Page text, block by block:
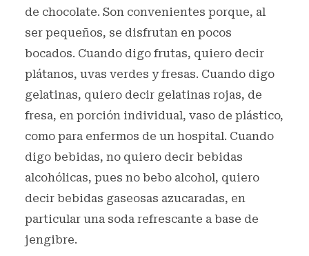
de chocolate. Son convenientes porque, al
ser pequeños, se disfrutan en pocos
bocados. Cuando digo frutas, quiero decir
plátanos, uvas verdes y fresas. Cuando digo
gelatinas, quiero decir gelatinas rojas, de
fresa, en porción individual, vaso de plástico,
como para enfermos de un hospital. Cuando
digo bebidas, no quiero decir bebidas
alcohólicas, pues no bebo alcohol, quiero
decir bebidas gaseosas azucaradas, en
particular una soda refrescante a base de
jengibre.